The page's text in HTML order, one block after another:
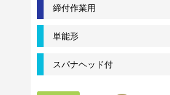
締付作業用
単能形
スパナヘッド付